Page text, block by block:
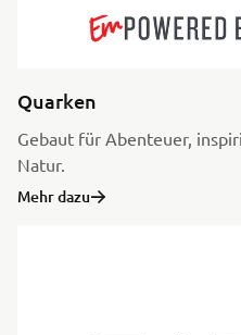
Quarken
Gebaut für Abenteuer,
Natur.
Mehr dazu